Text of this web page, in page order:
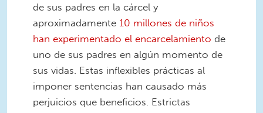
de sus padres en la cárcel y
aproximadamente 10 millones de niños
han experimentado el encarcelamiento de
uno de sus padres en algún momento de
sus vidas. Estas inflexibles prácticas al
imponer sentencias han causado más
perjuicios que beneficios. Estrictas